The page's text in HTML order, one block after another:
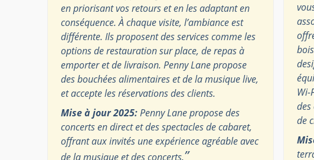
en priorisant vos retours et en les adaptant en
conséquence. À chaque visite, l’ambiance est
différente. Ils proposent des services comme les
options de restauration sur place, de repas à
emporter et de livraison. Penny Lane propose
des bouchées alimentaires et de la musique live,
et accepte les réservations des clients.
Mise à jour 2025:Penny Lane propose des
concerts en direct et des spectacles de cabaret,
offrant aux invités une expérience agréable avec
de la musique et des concerts.”
Wi-
des
de